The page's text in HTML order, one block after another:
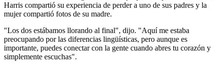
Harris compartió su experiencia de perder a uno de sus padres y la
mujer compartió fotos de su madre.
"Los dos estábamos llorando al final", dijo. "Aquí me estaba
preocupando por las diferencias lingüísticas, pero aunque es
importante, puedes conectar con la gente cuando abres tu corazón y
simplemente escuchas".